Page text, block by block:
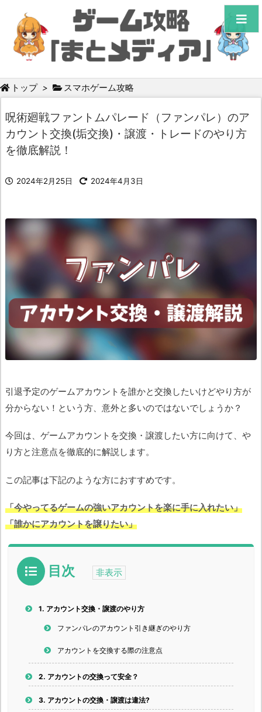
トップ > スマホゲーム攻略
呪術廻戦ファントムパレード（ファンパレ）のア
カウント交換(垢交換)・譲渡・トレードのやり方
を徹底解説！
2024年2月25日 2024年4月3日
引退予定のゲームアカウントを誰かと交換したいけどやり方が
分からない！という方、意外と多いのではないでしょうか？
今回は、ゲームアカウントを交換・譲渡したい方に向けて、や
り方と注意点を徹底的に解説します。
この記事は下記のような方におすすめです。
「今やってるゲームの強いアカウントを楽に手に入れたい」
「誰かにアカウントを譲りたい」
目次
1. アカウント交換・譲渡のやり方
ファンパレのアカウント引き継ぎのやり方
アカウントを交換する際の注意点
2. アカウントの交換って安全？
3. アカウントの交換・譲渡は違法?